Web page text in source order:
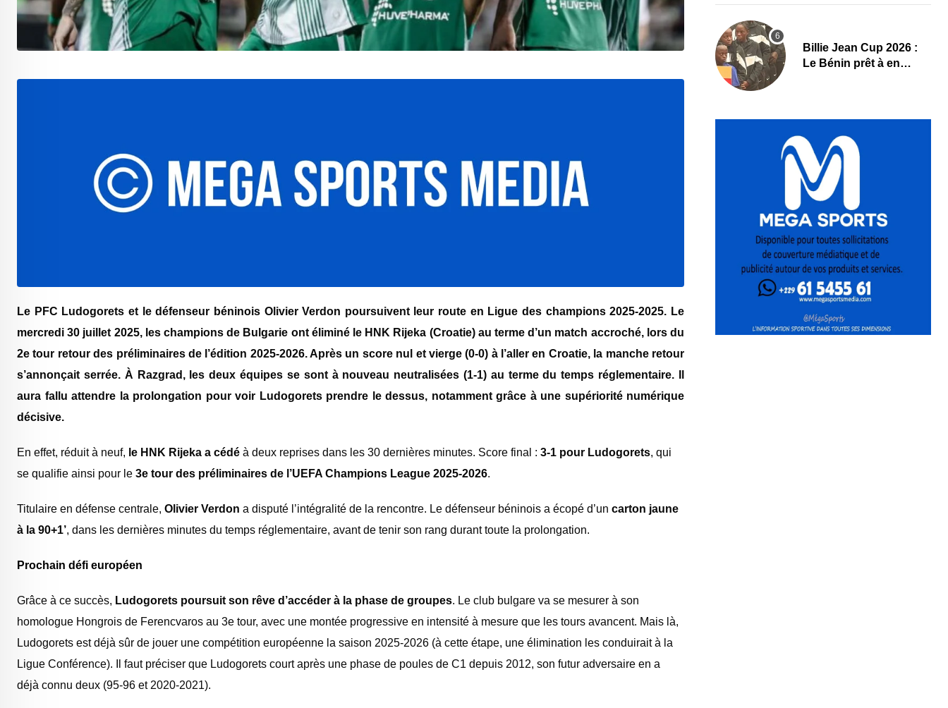
Le PFC Ludogorets et le défenseur béninois Olivier Verdon poursuivent leur route en Ligue des champions 2025-2025. Le
mercredi 30 juillet 2025, les champions de Bulgarie ont éliminé le HNK Rijeka (Croatie) au terme d’un match accroché, lors du
2e tour retour des préliminaires de l’édition 2025-2026. Après un score nul et vierge (0-0) à l’aller en Croatie, la manche retour
s’annonçait serrée. À Razgrad, les deux équipes se sont à nouveau neutralisées (1-1) au terme du temps réglementaire. Il
aura fallu attendre la prolongation pour voir Ludogorets prendre le dessus, notamment grâce à une supériorité numérique
décisive.
En effet, réduit à neuf, le HNK Rijeka a cédé à deux reprises dans les 30 dernières minutes. Score final : 3-1 pour Ludogorets, qui
se qualifie ainsi pour le 3e tour des préliminaires de l’UEFA Champions League 2025-2026.
Titulaire en défense centrale, Olivier Verdon a disputé l’intégralité de la rencontre. Le défenseur béninois a écopé d’un carton jaune
à la 90+1’, dans les dernières minutes du temps réglementaire, avant de tenir son rang durant toute la prolongation.
Prochain défi européen
Grâce à ce succès, Ludogorets poursuit son rêve d’accéder à la phase de groupes. Le club bulgare va se mesurer à son
homologue Hongrois de Ferencvaros au 3e tour, avec une montée progressive en intensité à mesure que les tours avancent. Mais là,
Ludogorets est déjà sûr de jouer une compétition européenne la saison 2025-2026 (à cette étape, une élimination les conduirait à la
Ligue Conférence). Il faut préciser que Ludogorets court après une phase de poules de C1 depuis 2012, son futur adversaire en a
déjà connu deux (95-96 et 2020-2021).
Billie Jean Cup 2026 :
Le Bénin prêt à en